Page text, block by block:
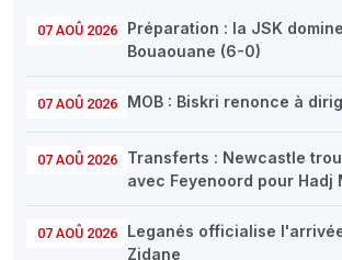
07 AOÛ 2026
Préparation : la JSK domine
Bouaouane (6-0)
07 AOÛ 2026 MOB : Biskri renonce à
07 AOÛ 2026
Transferts : Newcastle
avec Feyenoord pour Hadj
07 AOÛ 2026
Leganés officialise
Zidane